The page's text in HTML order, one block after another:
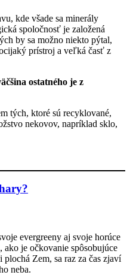
kde všade sa minerály
spoločnosť je založená
by sa možno niekto pýtal,
prístroj a veľká časť z
ostatného je z
tých, ktoré sú recyklované,
nekovov, napríklad sklo,
evergreeny aj svoje horúce
je očkovanie spôsobujúce
Zem, sa raz za čas zjaví
neba.